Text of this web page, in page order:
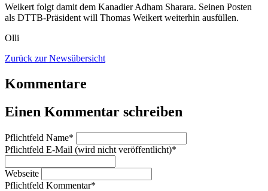
Weikert folgt damit dem Kanadier Adham Sharara. Seinen Posten
als DTTB-Präsident will Thomas Weikert weiterhin ausfüllen.
Olli
Zurück zur Newsübersicht
Kommentare
Einen Kommentar schreiben
Pflichtfeld Name*
Pflichtfeld E-Mail (wird nicht veröffentlicht)*
Webseite
Pflichtfeld Kommentar*